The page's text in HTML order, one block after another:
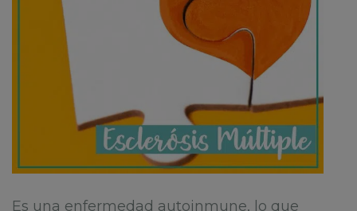
Es una enfermedad autoinmune, lo que